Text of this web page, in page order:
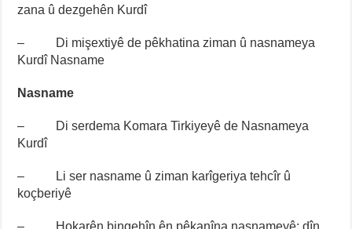
zana û dezgehên Kurdî
– Di mişextiyê de pêkhatina ziman û nasnameya
Kurdî Nasname
Nasname
– Di serdema Komara Tirkiyeyê de Nasnameya
Kurdî
– Li ser nasname û ziman karîgeriya tehcîr û
koçberiyê
– Hokarên bingehîn ên pêkanîna nasnameyê: dîn,